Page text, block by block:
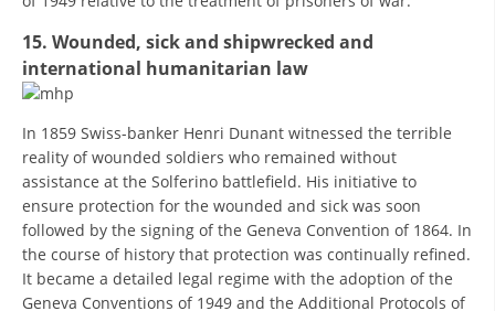
15. Wounded, sick and shipwrecked and
international humanitarian law
In 1859 Swiss-banker Henri Dunant witnessed the terrible
reality of wounded soldiers who remained without
assistance at the Solferino battlefield. His initiative to
ensure protection for the wounded and sick was soon
followed by the signing of the Geneva Convention of 1864. In
the course of history that protection was continually refined.
It became a detailed legal regime with the adoption of the
Geneva Conventions of 1949 and the Additional Protocols of